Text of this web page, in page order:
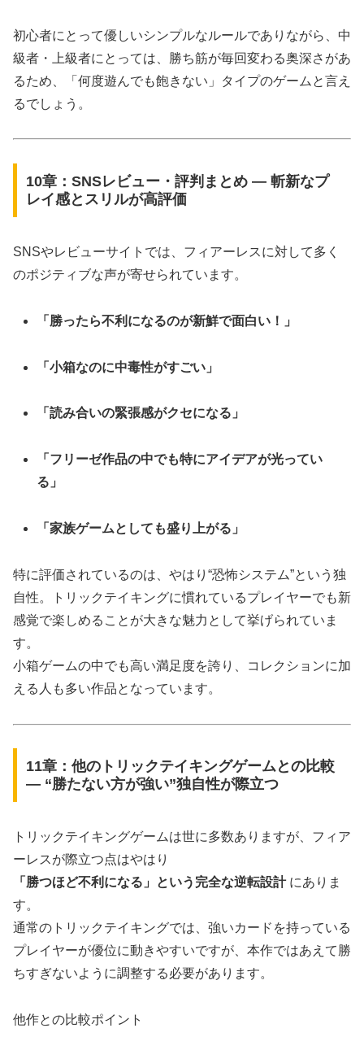
初心者にとって優しいシンプルなルールでありながら、中
級者・上級者にとっては、勝ち筋が毎回変わる奥深さがあ
るため、「何度遊んでも飽きない」タイプのゲームと言え
るでしょう。
10章：SNSレビュー・評判まとめ ― 斬新なプ
レイ感とスリルが高評価
SNSやレビューサイトでは、フィアーレスに対して多く
のポジティブな声が寄せられています。
「勝ったら不利になるのが新鮮で面白い！」
「小箱なのに中毒性がすごい」
「読み合いの緊張感がクセになる」
「フリーゼ作品の中でも特にアイデアが光ってい
る」
「家族ゲームとしても盛り上がる」
特に評価されているのは、やはり“恐怖システム”という独
自性。トリックテイキングに慣れているプレイヤーでも新
感覚で楽しめることが大きな魅力として挙げられていま
す。
小箱ゲームの中でも高い満足度を誇り、コレクションに加
える人も多い作品となっています。
11章：他のトリックテイキングゲームとの比較
― “勝たない方が強い”独自性が際立つ
トリックテイキングゲームは世に多数ありますが、フィア
ーレスが際立つ点はやはり
「勝つほど不利になる」という完全な逆転設計にありま
す。
通常のトリックテイキングでは、強いカードを持っている
プレイヤーが優位に動きやすいですが、本作ではあえて勝
ちすぎないように調整する必要があります。
他作との比較ポイント